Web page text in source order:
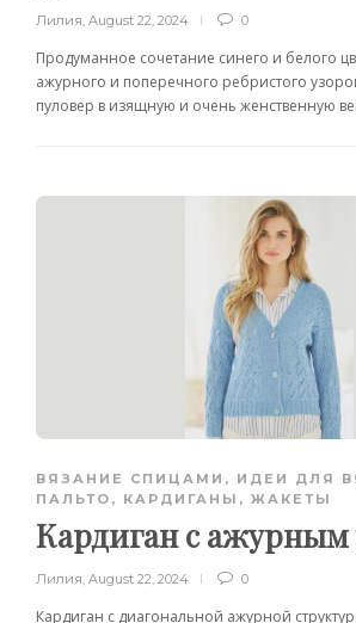
Лилия, August 22, 2024 0
Продуманное сочетание синего и белого
ажурного и поперечного ребристого
пуловер в изящную и очень женственную
ВЯЗАНИЕ СПИЦАМИ , ИДЕИ ДЛЯ
ПАЛЬТО, КАРДИГАНЫ, ЖАКЕТЫ
Кардиган с ажурным
Лилия August 22, 2024 0
Кардиган с диагональной ажурной